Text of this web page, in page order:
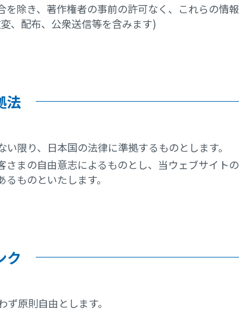
除き、著作権者の事前の許可なく、これらの情報
、配布、公衆送信等を含みます)
法
限り、日本国の法律に準拠するものとします。
まの自由意志によるものとし、当ウェブサイトの
ものといたします。
ク
原則自由とします。